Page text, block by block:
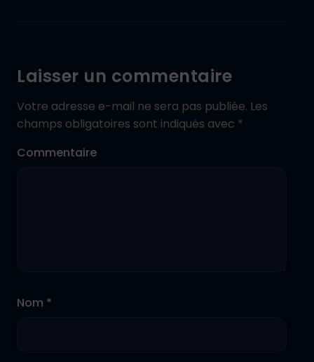
Laisser un commentaire
Votre adresse e-mail ne sera pas publiée. Les
champs obligatoires sont indiqués avec *
Commentaire
Nom *